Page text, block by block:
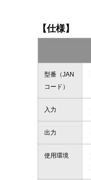
【仕様】
型番（JAN
コード）
入力
出力
使用環境